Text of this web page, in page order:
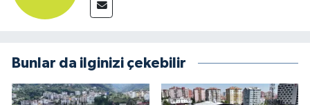
Bunlar da ilginizi çekebilir